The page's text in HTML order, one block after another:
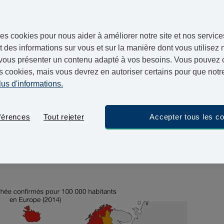
connus, plusieurs dizaines de cas ont été comptabilisés (34
comparé au nombre de cas diagnostiqués chaque année en
le plus touché par cette IST. C’est le Royaume-Uni qui a le
cookies pour nous aider à améliorer notre site et nos
des informations sur vous et sur la manière dont vous utilisez
présenter un contenu adapté à vos besoins. Vous pouvez
cookies, mais vous devrez en autoriser certains pour que
d'informations.
Tout rejeter Accepter tous les